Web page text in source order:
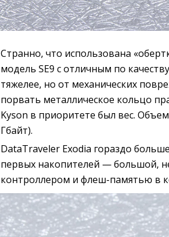
Странно, что использована
модель SE9 с отличным по
тяжелее, но от механических
порвать металлическое кольцо
Kyson в приоритете был вес.
Гбайт).
DataTraveler Exodia гораздо
первых накопителей — большой,
контроллером и флеш-памятью в